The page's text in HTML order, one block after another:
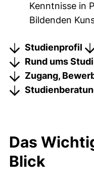
Kenntnisse in
Bildenden
Studienprofil
Rund ums
Zugang,
Das
Blick